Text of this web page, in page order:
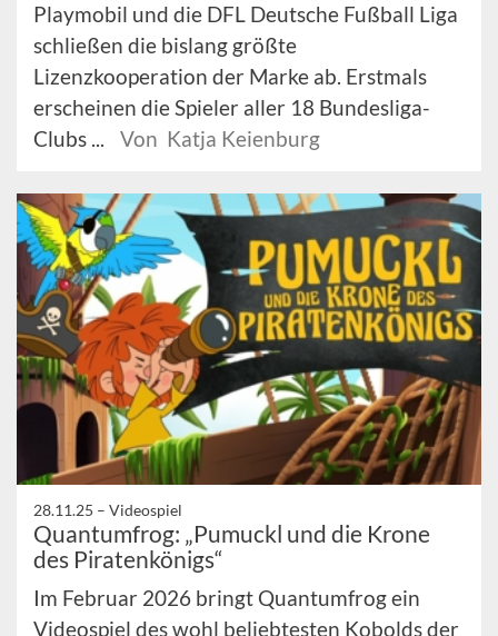
Playmobil und die DFL Deutsche Fußball Liga
schließen die bislang größte
Lizenzkooperation der Marke ab. Erstmals
erscheinen die Spieler aller 18 Bundesliga-
Clubs ...
Von Katja Keienburg
28.11.25 – Videospiel
Quantumfrog: „Pumuckl und die Krone
des Piratenkönigs“
Im Februar 2026 bringt Quantumfrog ein
Videospiel des wohl beliebtesten Kobolds der